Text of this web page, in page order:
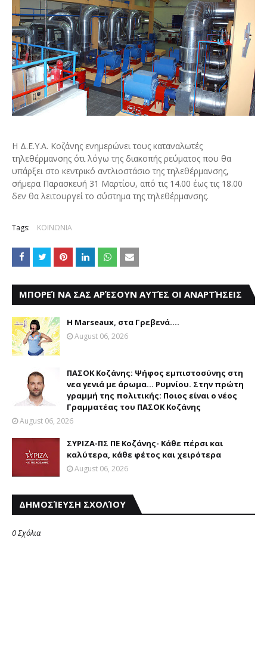
Η Δ.Ε.Υ.Α. Κοζάνης ενημερώνει τους καταναλωτές
τηλεθέρμανσης ότι λόγω της διακοπής ρεύματος που θα
υπάρξει στο κεντρικό αντλιοστάσιο της τηλεθέρμανσης,
σήμερα Παρασκευή 31 Μαρτίου, από τις 14.00 έως τις 18.00
δεν θα λειτουργεί το σύστημα της τηλεθέρμανσης.
Tags: ΚΟΙΝΩΝΙΑ
ΜΠΟΡΕΊ ΝΑ ΣΑΣ ΑΡΈΣΟΥΝ ΑΥΤΈΣ ΟΙ ΑΝΑΡΤΉΣΕΙΣ
Η Marseaux, στα Γρεβενά….
August 06, 2026
ΠΑΣΟΚ Κοζάνης: Ψήφος εμπιστοσύνης στη
νεα γενιά με άρωμα... Ρυμνίου. Στην πρώτη
γραμμή της πολιτικής: Ποιος είναι ο νέος
Γραμματέας του ΠΑΣΟΚ Κοζάνης
August 06, 2026
ΣΥΡΙΖΑ-ΠΣ ΠΕ Κοζάνης- Κάθε πέρσι και
καλύτερα, κάθε φέτος και χειρότερα
August 06, 2026
ΔΗΜΟΣΊΕΥΣΗ ΣΧΟΛΊΟΥ
0 Σχόλια